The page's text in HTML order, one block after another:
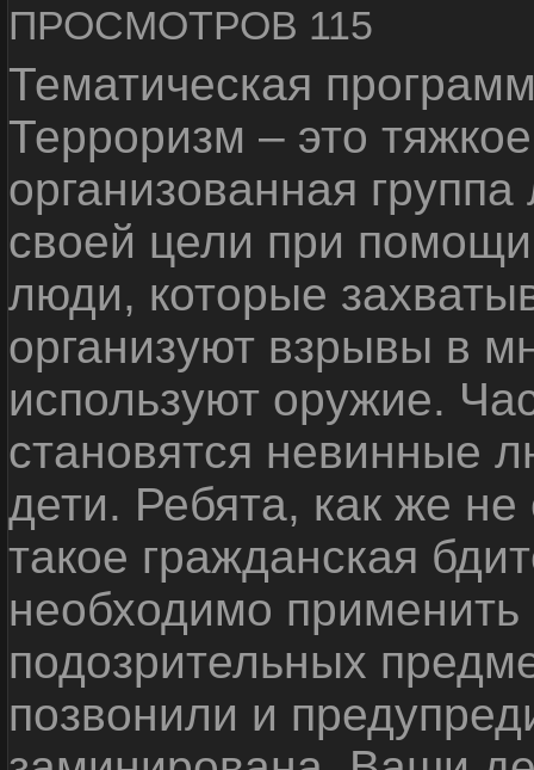
ПРОСМОТРОВ 115
Тематическая
Терроризм – это
организованная
своей цели при
люди, которые
организуют взрывы в
используют оружие.
становятся невинные
дети. Ребята, как же не
такое гражданская
необходимо
подозрительных
позвонили и